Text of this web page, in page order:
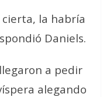
la habría
Daniels.
a pedir
alegando